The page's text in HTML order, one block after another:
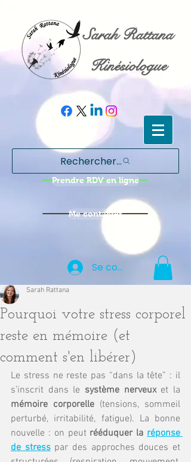
Sarah Rattana
Kinésiologue
Rechercher...
Prendre RDV en ligne
Me contacter
Se connecter
Pourquoi votre stress corporel
reste en mémoire (et
comment s'en libérer)
Sarah Rattana
Le stress ne reste pas “dans la tête” : il
s’inscrit dans le système nerveux
mémoire corporelle (tensions, sommeil
perturbé, irritabilité, fatigue). La bonne
nouvelle : on peut rééduquer la réponse
de stress par des approches douces et